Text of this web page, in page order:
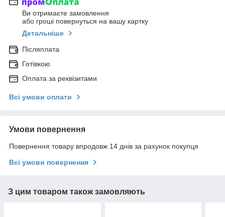
Ви отримаєте замовлення
або гроші повернуться на вашу картку
Детальніше
Післяплата
Готівкою
Оплата за реквізитами
Всі умови оплати
Умови повернення
Повернення товару впродовж 14 днів за рахунок покупця
Всі умови повернення
З цим товаром також замовляють